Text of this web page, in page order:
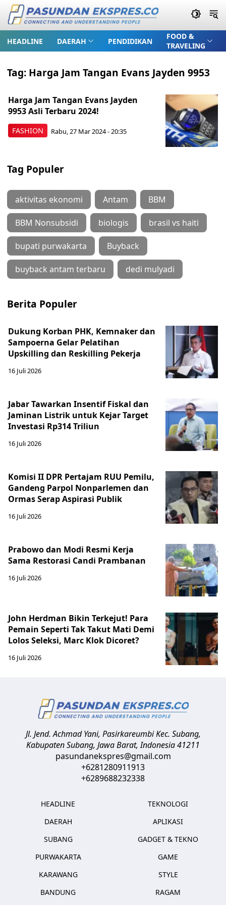
HEADLINE DAERAH PENDIDIKAN
FOOD &
TRAVELING
Tag: Harga Jam Tangan Evans Jayden 9953
FASHION
Harga Jam Tangan Evans Jayden
9953 Asli Terbaru 2024!
Rabu, 27 Mar 2024 - 20:35
Tag Populer
aktivitas ekonomi Antam BBM
BBM Nonsubsidi biologis brasil vs haiti
bupati purwakarta Buyback
buyback antam terbaru dedi mulyadi
Berita Populer
Dukung Korban PHK, Kemnaker dan
Sampoerna Gelar Pelatihan
Upskilling dan Reskilling Pekerja
16 Juli 2026
Jabar Tawarkan Insentif Fiskal dan
Jaminan Listrik untuk Kejar Target
Investasi Rp314 Triliun
16 Juli 2026
Komisi II DPR Pertajam RUU Pemilu,
Gandeng Parpol Nonparlemen dan
Ormas Serap Aspirasi Publik
16 Juli 2026
Prabowo dan Modi Resmi Kerja
Sama Restorasi Candi Prambanan
16 Juli 2026
John Herdman Bikin Terkejut! Para
Pemain Seperti Tak Takut Mati Demi
Lolos Seleksi, Marc Klok Dicoret?
16 Juli 2026
Jl. Jend. Achmad Yani, Pasirkareumbi Kec. Subang,
Kabupaten Subang, Jawa Barat,Indonesia41211
pasundanekspres@gmail.com
+6281280911913
+6289688232338
HEADLINE
DAERAH
SUBANG
PURWAKARTA
KARAWANG
BANDUNG
TEKNOLOGI
APLIKASI
GADGET & TEKNO
GAME
STYLE
RAGAM